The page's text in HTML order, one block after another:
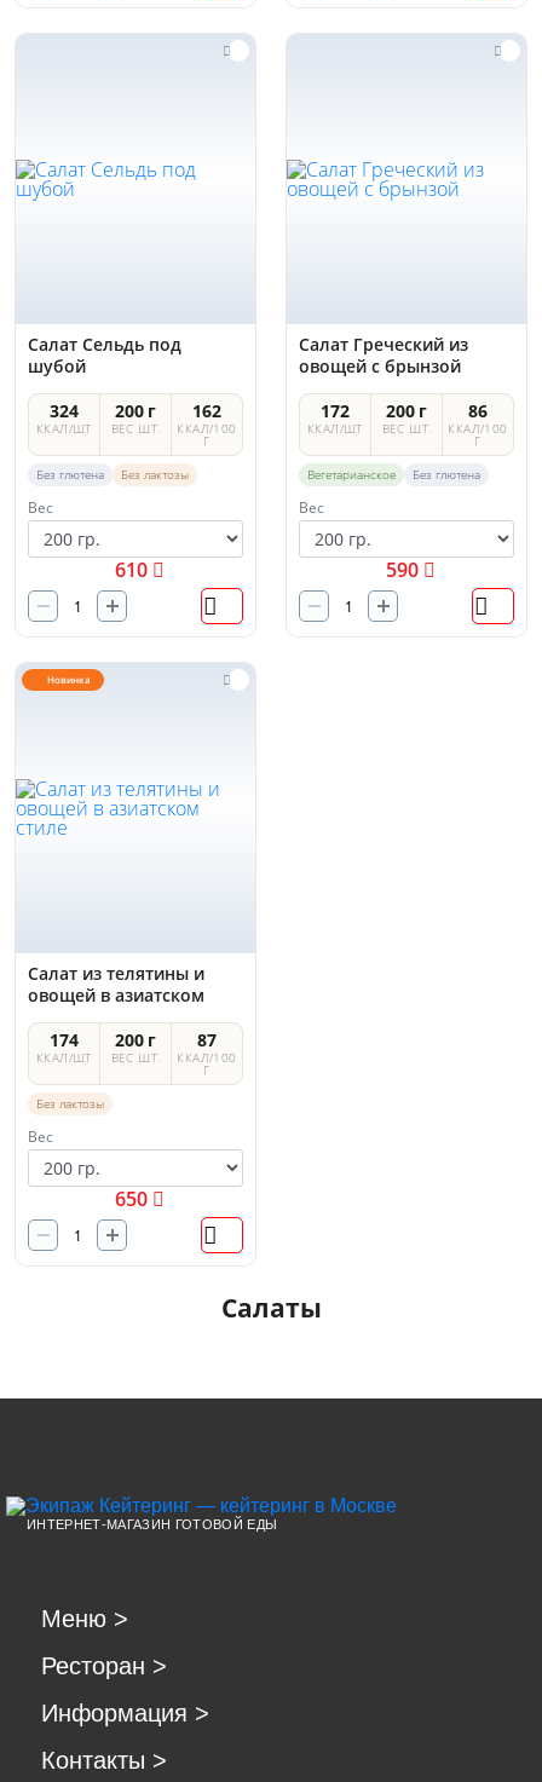
Салат Сельдь под
шубой
324
ККАЛ/ШТ
200 г
ВЕС ШТ.
162
ККАЛ/100
Г
Без глютена Без лактозы
Вес
610
Салат Греческий из
овощей с брынзой
172
ККАЛ/ШТ
200 г
ВЕС ШТ.
86
ККАЛ/100
Г
Вегетарианское Без глютена
Вес
590
Новинка
Салат из телятины и
овощей в азиатском
стиле
174
ККАЛ/ШТ
200 г
ВЕС ШТ.
87
ККАЛ/100
Г
Без лактозы
Вес
650
Салаты
ИНТЕРНЕТ-МАГАЗИН ГОТОВОЙ ЕДЫ
Меню >
Ресторан >
Информация >
Контакты >